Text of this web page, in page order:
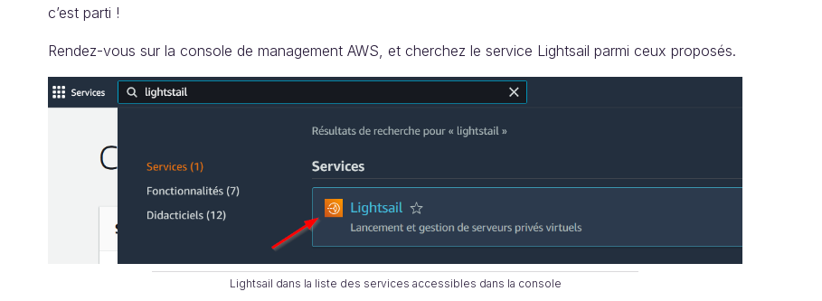
c’est parti !
Rendez-vous sur la console de management AWS, et cherchez le service Lightsail parmi ceux proposés.
Lightsail dans la liste des services accessibles dans la console